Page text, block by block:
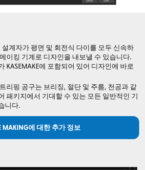
설계자가 평면 및 회전식 다이를 모두 신속하
이킹 기계로 디자인을 내보낼 수 있습니다.
KASEMAKE에 포함되어 있어 디자인에 바로
리핑 공구는 브리징, 절단 및 주름, 천공과 같
패키지에서 기대할 수 있는 모든 일반적인 기
니다.
MAKING에 대한 추가 정보